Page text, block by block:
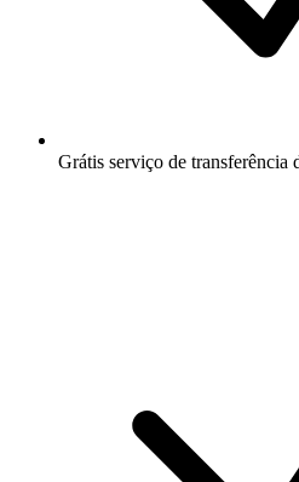
Grátis serviço de transferência